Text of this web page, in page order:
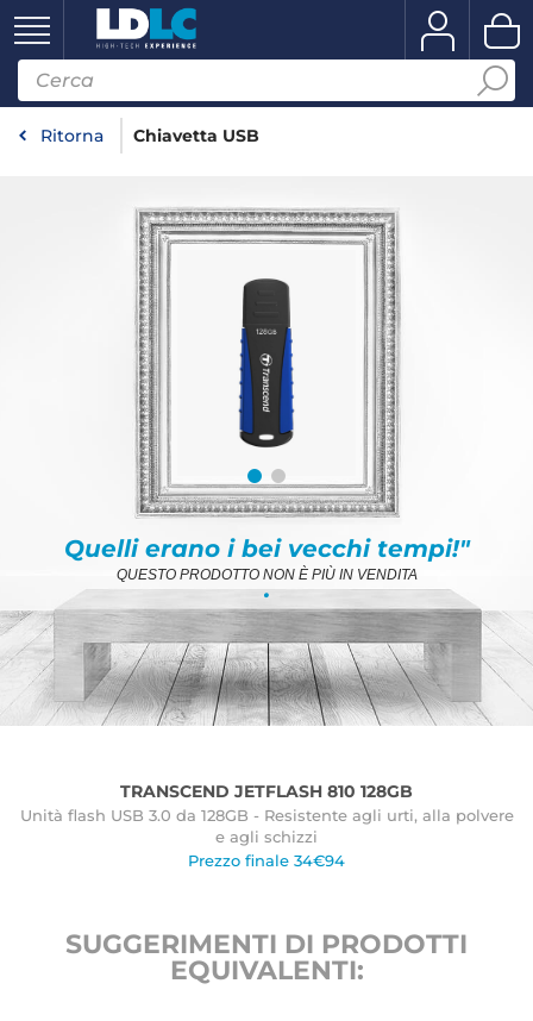
Ritorna Chiavetta USB
Quelli erano i bei vecchi tempi!"
QUESTO PRODOTTO NON È PIÙ IN VENDITA
.
TRANSCEND JETFLASH 810 128GB
Unità flash USB 3.0 da 128GB - Resistente agli urti, alla polvere
e agli schizzi
Prezzo finale 34€94
SUGGERIMENTI DI PRODOTTI
EQUIVALENTI: